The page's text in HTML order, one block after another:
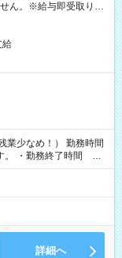
ん。※給与即受取りサ
給
業少なめ！） 勤務時間
。 ・勤務終了時間
詳細へ